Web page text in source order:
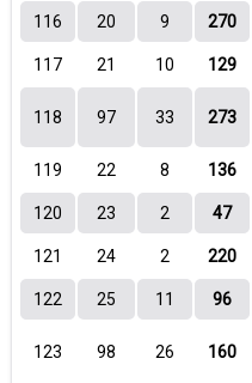
116
20 9 270
117
21 10 129
118 97 33 273
119
22 8 136
120
23 2 47
121
24 2 220
122
25 11 96
123 98 26 160